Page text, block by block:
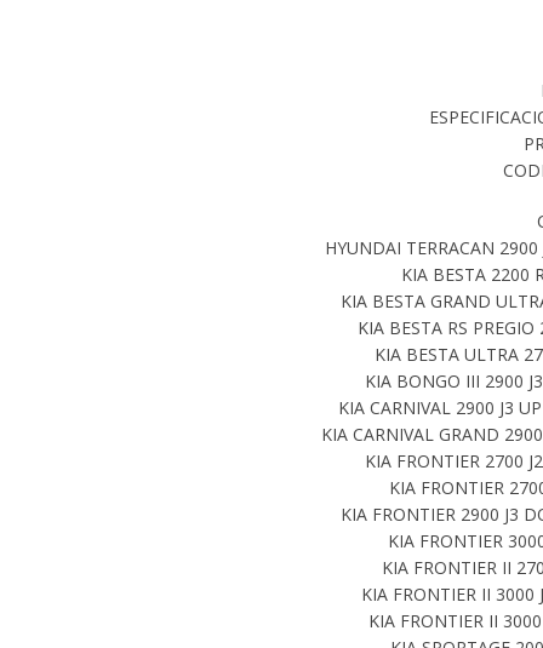
HYUNDAI TERRACAN
KIA BESTA 2200
KIA BESTA GRAND
KIA BESTA RS
KIA BESTA ULTRA
KIA BONGO III 2900
KIA CARNIVAL 2900 J3
KIA CARNIVAL GRAND
KIA FRONTIER 2700
KIA FRONTIER
KIA FRONTIER 2900 J3
KIA FRONTIER
KIA FRONTIER II
KIA FRONTIER II 3000
KIA FRONTIER II